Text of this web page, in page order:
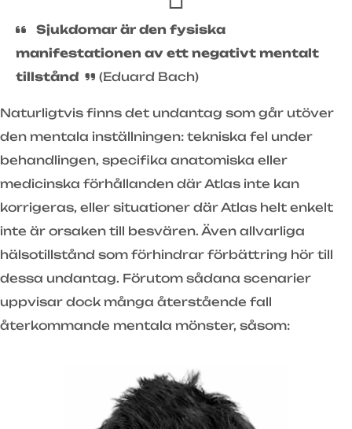
Sjukdomar är den fysiska
manifestationen av ett negativt mentalt
tillstånd
(Eduard Bach)
Naturligtvis finns det undantag som går utöver
den mentala inställningen: tekniska fel under
behandlingen, specifika anatomiska eller
medicinska förhållanden där Atlas inte kan
korrigeras, eller situationer där Atlas helt enkelt
inte är orsaken till besvären. Även allvarliga
hälsotillstånd som förhindrar förbättring hör till
dessa undantag. Förutom sådana scenarier
uppvisar dock många återstående fall
återkommande mentala mönster, såsom: